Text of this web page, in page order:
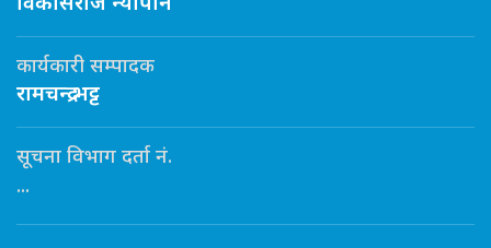
कार्यकारी सम्पादक
रामचन्द्र भट्ट
सूचना विभाग दर्ता नं.
...